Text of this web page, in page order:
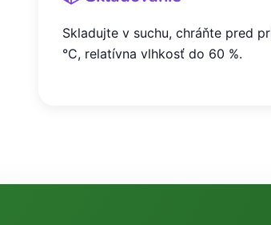
Skladujte v suchu, chráňte pred
°C, relatívna vlhkosť do 60 %.